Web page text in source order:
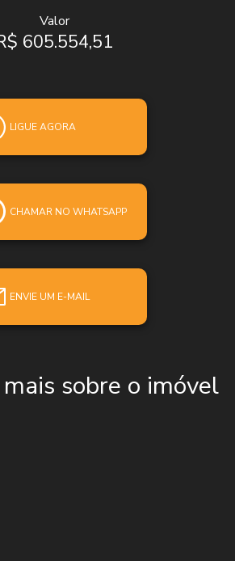
Valor
605.554,51
LIGUE AGORA
CHAMAR NO WHATSAPP
ENVIE UM E-MAIL
sobre o imóvel